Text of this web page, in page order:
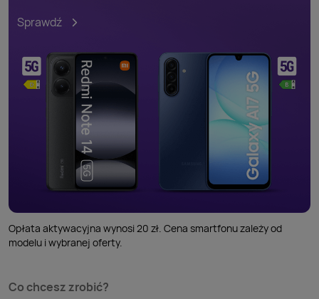
Sprawdź
Opłata aktywacyjna wynosi 20 zł. Cena smartfonu zależy od
modelu i wybranej oferty.
Co chcesz zrobić?